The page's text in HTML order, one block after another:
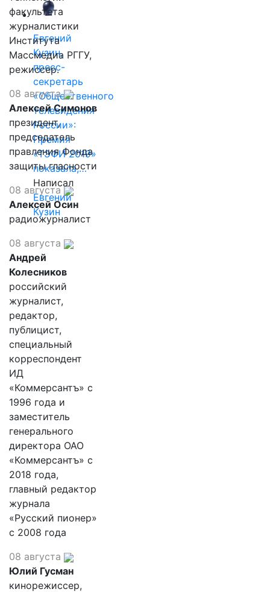
Евгений
Кузин,
пресс-
секретарь
«Общественного
телевидения
России»:
Премия
«ТЭФИ 2019»
показала,…
Написал
Евгений
Кузин
факультета
журналистики
Института
Массмедиа РГГУ,
режиссер.
08 августа
Алексей Симонов
президент,
председатель
правления Фонда
защиты гласности
08 августа
Алексей Осин
радиожурналист
08 августа
Андрей
Колесников
российский
журналист,
редактор,
публицист,
специальный
корреспондент
ИД
«Коммерсантъ» с
1996 года и
заместитель
генерального
директора ОАО
«Коммерсантъ» с
2018 года,
главный редактор
журнала
«Русский пионер»
с 2008 года
08 августа
Юлий Гусман
кинорежиссер,